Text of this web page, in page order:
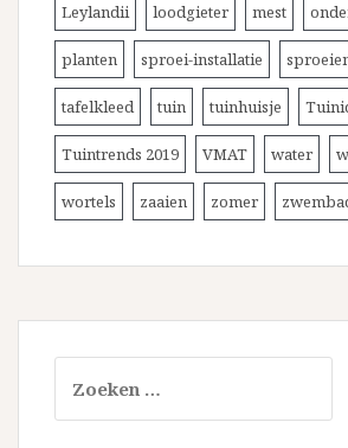
Leylandii loodgieter mest
planten sproei-installatie
tafelkleed tuin tuinhuisje
Tuintrends 2019 VMAT water
wortels zaaien zomer
naar: